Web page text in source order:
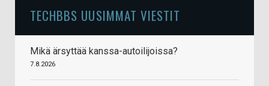
TECHBBS UUSIMMAT VIESTIT
Mikä ärsyttää kanssa-autoilijoissa?
7.8.2026